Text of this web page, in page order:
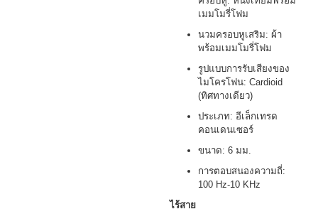
เมมโมรี่โฟม
นวมครอบหูเสริม: ผ้า
พร้อมเมมโมรี่โฟม
รูปแบบการรับเสียงของ
ไมโครโฟน: Cardioid
(ทิศทางเดียว)
ประเภท: อีเล็กเทรด
คอนเดนเซอร์
ขนาด: 6 มม.
การตอบสนองความถี่:
100 Hz-10 KHz
ไร้สาย